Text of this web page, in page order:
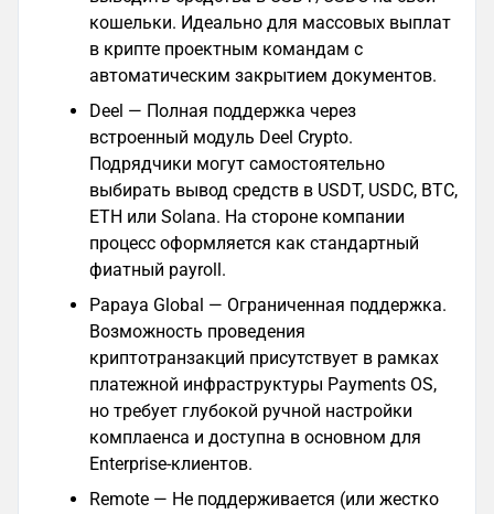
кошельки. Идеально для массовых выплат
в крипте проектным командам с
автоматическим закрытием документов.
Deel — Полная поддержка через
встроенный модуль Deel Crypto.
Подрядчики могут самостоятельно
выбирать вывод средств в USDT, USDC, BTC,
ETH или Solana. На стороне компании
процесс оформляется как стандартный
фиатный payroll.
Papaya Global — Ограниченная поддержка.
Возможность проведения
криптотранзакций присутствует в рамках
платежной инфраструктуры Payments OS,
но требует глубокой ручной настройки
комплаенса и доступна в основном для
Enterprise-клиентов.
Remote — Не поддерживается (или жестко